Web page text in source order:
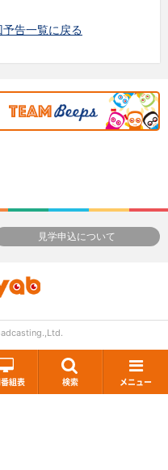
組表 検索 メニュー
告一覧に戻る
見学申込について